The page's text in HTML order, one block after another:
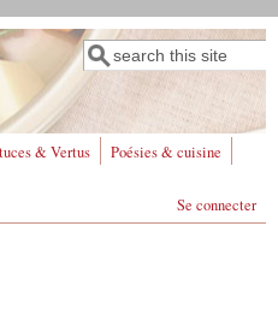
Formulaire de
recherche
Rechercher
& Vertus
Poésies & cuisine
Se connecter